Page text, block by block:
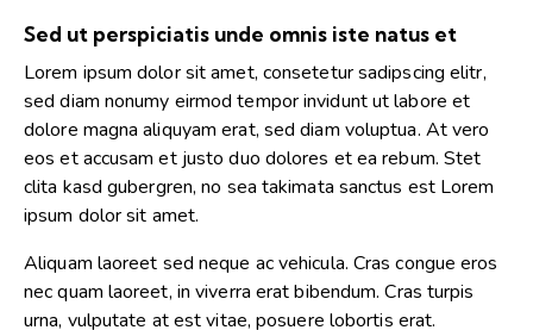
Sed ut perspiciatis unde omnis iste natus et
Lorem ipsum dolor sit amet, consetetur sadipscing elitr,
sed diam nonumy eirmod tempor invidunt ut labore et
dolore magna aliquyam erat, sed diam voluptua. At vero
eos et accusam et justo duo dolores et ea rebum. Stet
clita kasd gubergren, no sea takimata sanctus est Lorem
ipsum dolor sit amet.
Aliquam laoreet sed neque ac vehicula. Cras congue eros
nec quam laoreet, in viverra erat bibendum. Cras turpis
urna, vulputate at est vitae, posuere lobortis erat.